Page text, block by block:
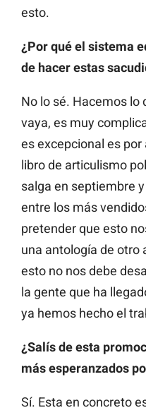
esto.
¿Por qué el sistema
de hacer estas
No lo sé. Hacemos lo
vaya, es muy
es excepcional es
libro de articulismo
salga en septiembre
entre los más
pretender que esto
una antología de otro
esto no nos debe
la gente que ha
ya hemos hecho el
¿Salís de esta
más esperanzados
Sí. Esta en concreto